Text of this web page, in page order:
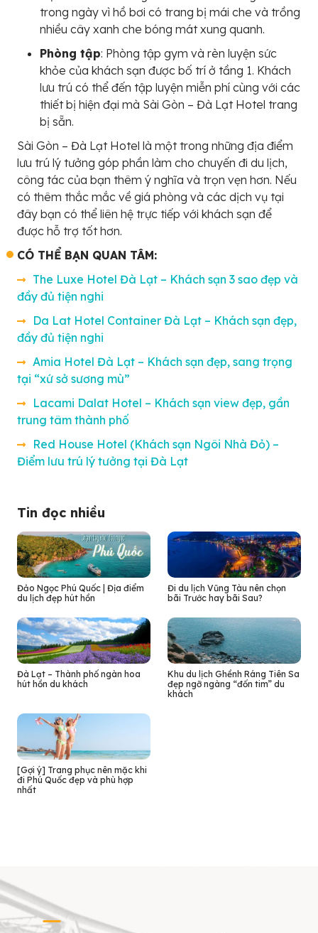
trong ngày vì hồ bơi có trang bị mái che và trồng
nhiều cây xanh che bóng mát xung quanh.
Phòng tập: Phòng tập gym và rèn luyện sức
khỏe của khách sạn được bố trí ở tầng 1. Khách
lưu trú có thể đến tập luyện miễn phí cùng với các
thiết bị hiện đại mà Sài Gòn – Đà Lạt Hotel trang
bị sẵn.
Sài Gòn – Đà Lạt Hotel là một trong những địa điểm
lưu trú lý tưởng góp phần làm cho chuyến đi du lịch,
công tác của bạn thêm ý nghĩa và trọn vẹn hơn. Nếu
có thêm thắc mắc về giá phòng và các dịch vụ tại
đây bạn có thể liên hệ trực tiếp với khách sạn để
được hỗ trợ tốt hơn.
CÓ THỂ BẠN QUAN TÂM:
The Luxe Hotel Đà Lạt – Khách sạn 3 sao đẹp và
đầy đủ tiện nghi
Da Lat Hotel Container Đà Lạt – Khách sạn đẹp,
đầy đủ tiện nghi
Amia Hotel Đà Lạt – Khách sạn đẹp, sang trọng
tại “xứ sở sương mù”
Lacami Dalat Hotel – Khách sạn view đẹp, gần
trung tâm thành phố
Red House Hotel (Khách sạn Ngôi Nhà Đỏ) –
Điểm lưu trú lý tưởng tại Đà Lạt
Tin đọc nhiều
Đảo Ngọc Phú Quốc | Địa điểm
du lịch đẹp hút hồn
Đi du lịch Vũng Tàu nên chọn
bãi Trước hay bãi Sau?
Đà Lạt – Thành phố ngàn hoa
hút hồn du khách
Khu du lịch Ghềnh Ráng Tiên Sa
đẹp ngỡ ngàng “đốn tim” du
khách
[Gợi ý] Trang phục nên mặc khi
đi Phú Quốc đẹp và phù hợp
nhất